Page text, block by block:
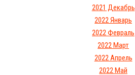
2021 Декабрь
2022 Январь
2022 Февраль
2022 Март
2022 Апрель
2022 Май